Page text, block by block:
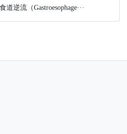
逆流（Gastroesophage···